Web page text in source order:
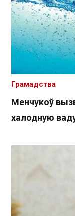
Менчукоў
халодную
Грамадства